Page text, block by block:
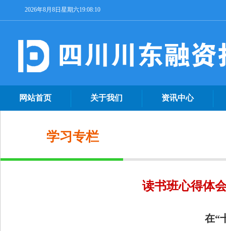
2026年8月8日星期六19:08:11
网站首页 关于我们 资讯中心
学习专栏
读书班心得体
在“